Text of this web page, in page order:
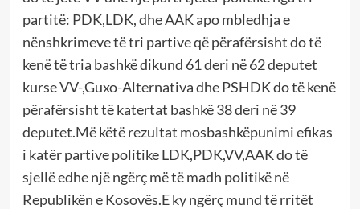
partitë: PDK,LDK, dhe AAK apo mbledhja e
nënshkrimeve të tri partive që përafërsisht do të
kenë të tria bashkë dikund 61 deri në 62 deputet
kurse VV-,Guxo-Alternativa dhe PSHDK do të kenë
përafërsisht të katertat bashkë 38 deri në 39
deputet.Më këtë rezultat mosbashkëpunimi efikas
i katër partive politike LDK,PDK,VV,AAK do të
sjellë edhe një ngërç më të madh politikë në
Republikën e Kosovës.E ky ngërç mund të rritët